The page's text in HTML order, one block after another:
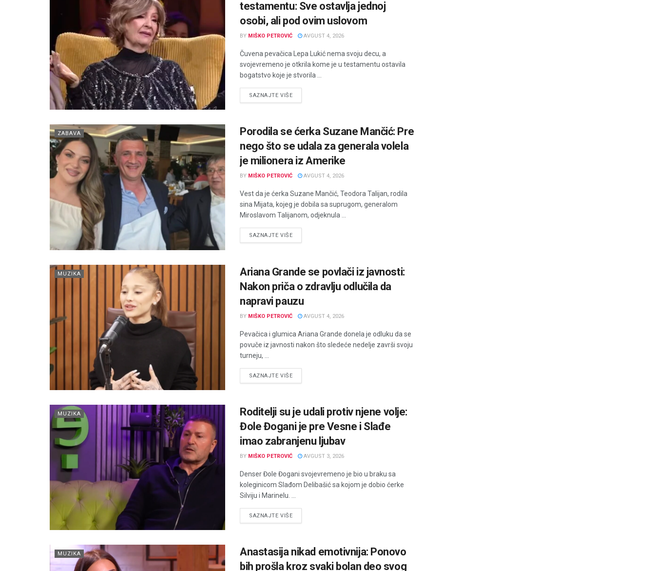
testamentu: Sve ostavlja jednoj
osobi, ali pod ovim uslovom
BY MIŠKO PETROVIĆ AVGUST 4, 2026
Čuvena pevačica Lepa Lukić nema svoju decu, a
svojevremeno je otkrila kome je u testamentu ostavila
bogatstvo koje je stvorila ...
SAZNAJTE VIŠEDETAILS
ZABAVA
Porodila se ćerka Suzane Mančić: Pre
nego što se udala za generala volela
je milionera iz Amerike
BY MIŠKO PETROVIĆ AVGUST 4, 2026
Vest da je ćerka Suzane Mančić, Teodora Talijan, rodila
sina Mijata, kojeg je dobila sa suprugom, generalom
Miroslavom Talijanom, odjeknula ...
SAZNAJTE VIŠEDETAILS
MUZIKA
Ariana Grande se povlači iz javnosti:
Nakon priča o zdravlju odlučila da
napravi pauzu
BY MIŠKO PETROVIĆ AVGUST 4, 2026
Pevačica i glumica Ariana Grande donela je odluku da se
povuče iz javnosti nakon što sledeće nedelje završi svoju
turneju, ...
SAZNAJTE VIŠEDETAILS
MUZIKA
Roditelji su je udali protiv njene volje:
Đole Đogani je pre Vesne i Slađe
imao zabranjenu ljubav
BY MIŠKO PETROVIĆ AVGUST 3, 2026
Denser Đole Đogani svojevremeno je bio u braku sa
koleginicom Slađom Delibašić sa kojom je dobio ćerke
Silviju i Marinelu. ...
SAZNAJTE VIŠEDETAILS
MUZIKA
Anastasija nikad emotivnija: Ponovo
bih prošla kroz svaki bolan deo svog